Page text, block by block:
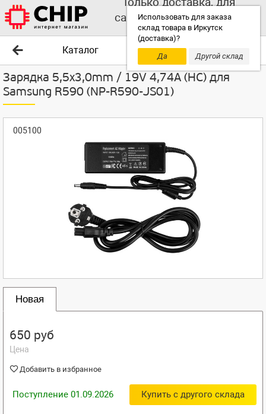
Использовать для заказа
склад товара в Иркутск
(доставка)?
Да
Другой склад
самовывоза выбирайте
другой склад!
Каталог
Зарядка 5,5x3,0mm / 19V 4,74A (HC) для
Samsung R590 (NP-R590-JS01)
005100
Новая
650 руб
Цена
Добавить в избранное
Поступление 01.09.2026 Купить с другого склада